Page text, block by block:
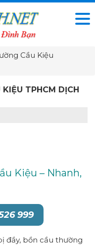
Cầu Kiệu
TPHCM DỊCH
Kiệu – Nhanh,
999
đầy, bồn cầu thường